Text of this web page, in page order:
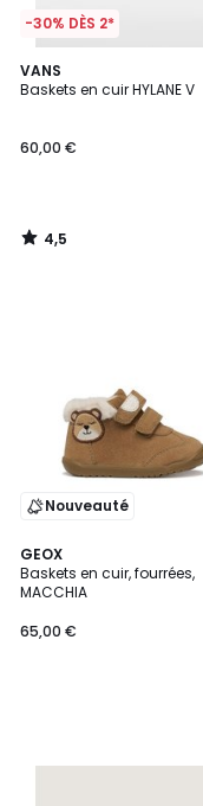
-30% DÈS 2*
VANS
Baskets en cuir HYLANE V
60,00 €
4,5
/ 5
4,5
/
Nouveauté
GEOX
Baskets en cuir, fourrées,
MACCHIA
65,00 €